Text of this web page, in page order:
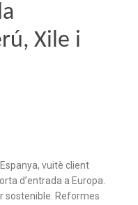
Xile i
vuitè client
d’entrada a Europa.
sostenible. Reformes